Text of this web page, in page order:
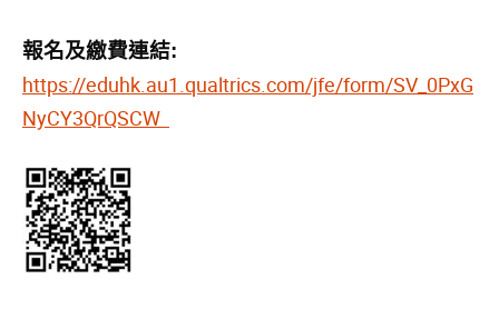
報名及繳費連結:
https://eduhk.au1.qualtrics.com/jfe/form/SV_0PxG
NyCY3QrQSCW